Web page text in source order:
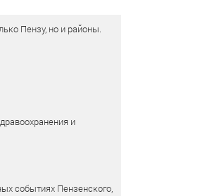
Пензу, но и районы.
и
событиях Пензенского,